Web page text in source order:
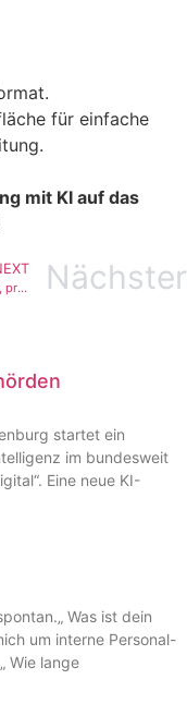
für einfache
mit KI auf das
Schneller, präziser, kundenorientierter: Wie VLMate die Finanzwelt transformiert Nächster
startet ein
im bundesweit
Eine neue KI-
Was ist dein
um interne Personal-
Wie lange